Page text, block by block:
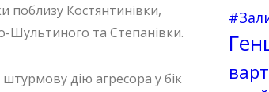
поблизу Костянтинівки,
Шультиного та Степанівки.
дію агресора у бік